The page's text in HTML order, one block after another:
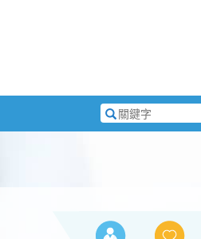
搜
尋